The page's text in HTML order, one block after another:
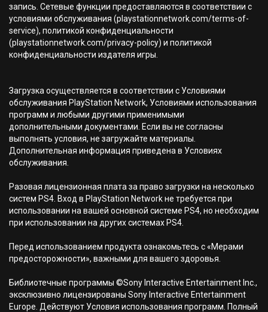
запись. Сетевые функции предоставляются в соответствии с
условиями обслуживания (playstationnetwork.com/terms-of-
service), политикой конфиденциальности
(playstationnetwork.com/privacy-policy) и политикой
конфиденциальности издателя игры.
Загрузка осуществляется в соответствии с Условиями
обслуживания PlayStation Network, Условиями использования
программ и любыми другими применимыми
дополнительными документами. Если вы не согласны
выполнять условия, не загружайте материалы.
Дополнительная информация приведена в Условиях
обслуживания.
Разовая лицензионная плата за право загрузки на несколько
систем PS4. Вход в PlayStation Network не требуется при
использовании на вашей основной системе PS4, но необходим
при использовании на других системах PS4.
Перед использованием продукта ознакомьтесь с «Мерами
предосторожности», важными для вашего здоровья.
Библиотечные программы ©Sony Interactive Entertainment Inc.,
эксклюзивно лицензированы Sony Interactive Entertainment
Europe. Действуют Условия использования программ. Полный